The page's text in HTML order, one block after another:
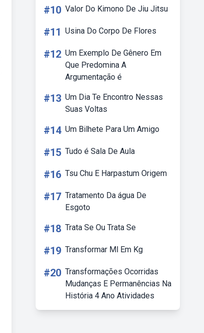
#10 Valor Do Kimono De Jiu Jitsu
#11 Usina Do Corpo De Flores
#12 Um Exemplo De Gênero Em
Que Predomina A
Argumentação é
#13 Um Dia Te Encontro Nessas
Suas Voltas
#14 Um Bilhete Para Um Amigo
#15 Tudo é Sala De Aula
#16 Tsu Chu E Harpastum Origem
#17 Tratamento Da água De
Esgoto
#18 Trata Se Ou Trata Se
#19 Transformar Ml Em Kg
#20 Transformações Ocorridas
Mudanças E Permanências Na
História 4 Ano Atividades